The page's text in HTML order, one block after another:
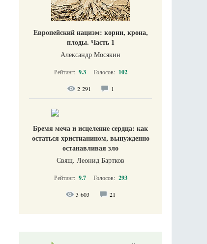
Европейский нацизм: корни, крона,
плоды. Часть 1
Александр Мосякин
Рейтинг: 9.3 Голосов: 102
2 291 1
Бремя меча и исцеление сердца: как
остаться христианином, вынужденно
останавливая зло
Свящ. Леонид Бартков
Рейтинг: 9.7 Голосов: 293
3 603 21